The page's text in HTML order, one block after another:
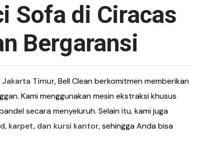
Sofa di Ciracas
Bergaransi
Timur, Bell Clean berkomitmen memberikan
Kami menggunakan mesin ekstraksi khusus
secara menyeluruh. Selain itu, kami juga
karpet, dan kursi kantor, sehingga Anda bisa